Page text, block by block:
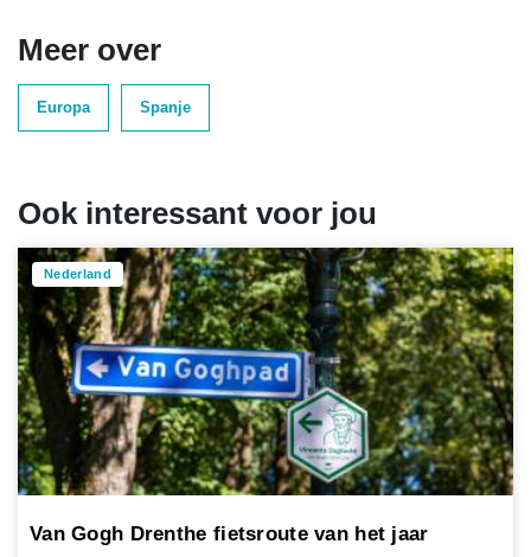
Meer over
Europa Spanje
Ook interessant voor jou
Nederland
Van Gogh Drenthe fietsroute van het jaar